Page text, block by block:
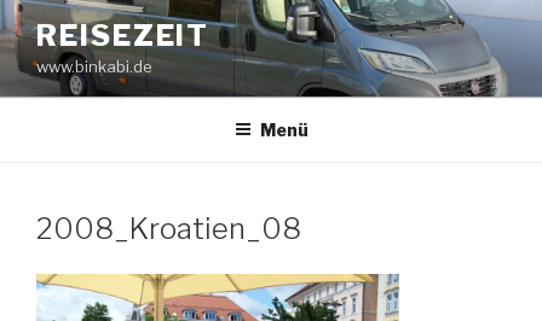
Zum
Inhalt
springen
REISEZEIT
www.binkabi.de
Menü
2008_Kroatien_08